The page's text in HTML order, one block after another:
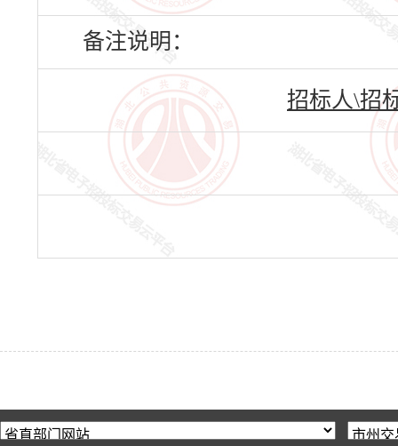
备注说明：
招标人\招